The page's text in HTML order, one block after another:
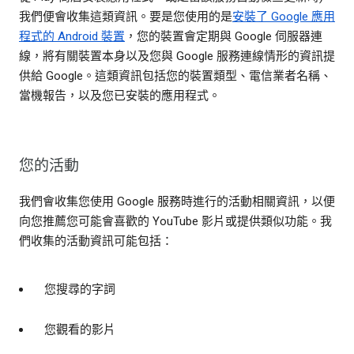
我們便會收集這類資訊。要是您使用的是安裝了 Google 應用
程式的 Android 裝置 ，您的裝置會定期與 Google 伺服器連
線，將有關裝置本身以及您與 Google 服務連線情形的資訊提
供給 Google。這類資訊包括您的裝置類型、電信業者名稱、
當機報告，以及您已安裝的應用程式。
您的活動
我們會收集您使用 Google 服務時進行的活動相關資訊，以便
向您推薦您可能會喜歡的 YouTube 影片或提供類似功能。我
們收集的活動資訊可能包括：
您搜尋的字詞
您觀看的影片